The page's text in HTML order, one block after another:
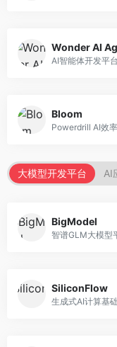
Bloom
大模型开发平台 AI
BigModel
SiliconFlow